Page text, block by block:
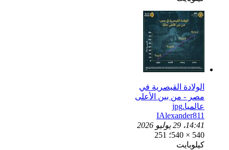
الولادة القيصرية في
مصر - من بين الأعلى
عالميا.jpg
IAlexander811
14:41، 29 يوليو 2026
540 × 540؛ 251
كيلوبايت